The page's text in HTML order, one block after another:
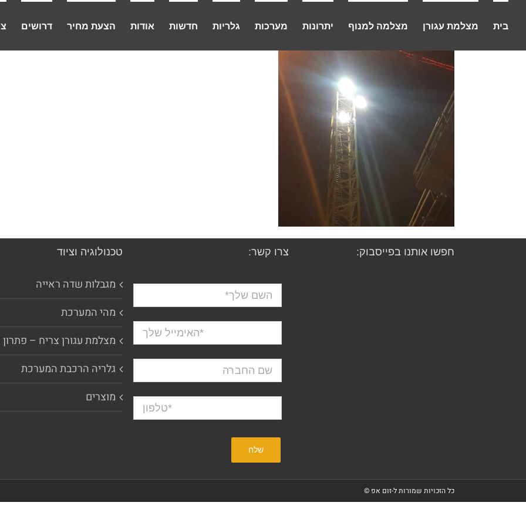
לתוכןבית מצלמת עגורן מצלמה למנוף יתרונות מערכות גלריות חדשות אודות הצעת מחיר דרושים
חפשו אותנו בפייסבוק: צרו קשר: טכנולוגיה וציוד
מגבלות שדה ראייה
מהי המערכת
מצלמת עגורן צריח – פתרון
גלריה הרכבת המערכת
מוצרים
כל הזכויות שמורות ל-זום אפ ©